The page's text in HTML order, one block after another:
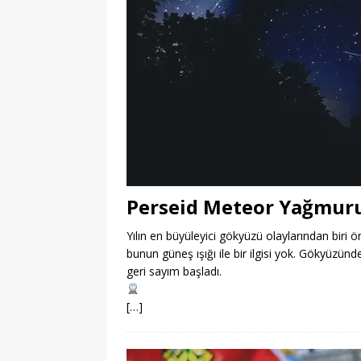
Perseid Meteor
Yılın en büyüleyici gökyüzü olaylarından
bunun güneş ışığı ile bir ilgisi yok.
geri sayım başladı.
[…]